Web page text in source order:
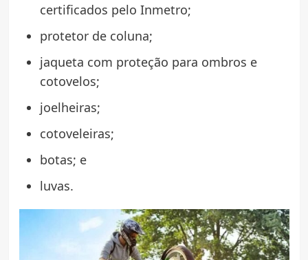
certificados pelo Inmetro;
protetor de coluna;
jaqueta com proteção para ombros e
cotovelos;
joelheiras;
cotoveleiras;
botas; e
luvas.